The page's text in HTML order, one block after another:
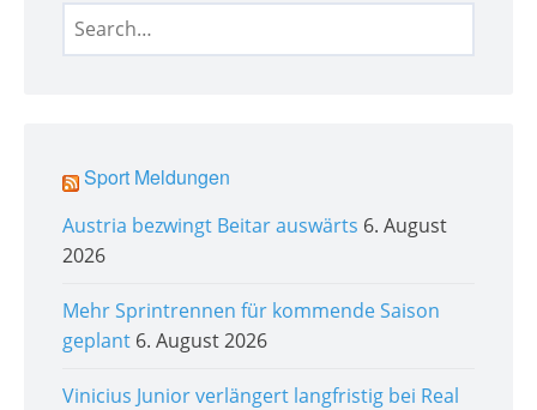
Search
for:
Sport Meldungen
Austria bezwingt Beitar auswärts 6. August
2026
Mehr Sprintrennen für kommende Saison
geplant 6. August 2026
Vinicius Junior verlängert langfristig bei Real